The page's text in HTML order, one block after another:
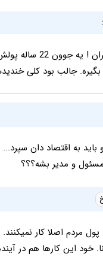
دیوونه ای کامران !
جالب بود کلی
باید به اقتصاد دان
و مدیر بشه؟؟؟
پول مردم اصلا کار نمیکنند.
خود این کارها هم در